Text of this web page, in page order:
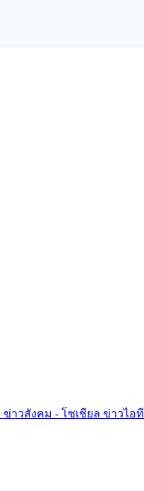
ข่าวสังคม - โซเชียล ข่าวไอที